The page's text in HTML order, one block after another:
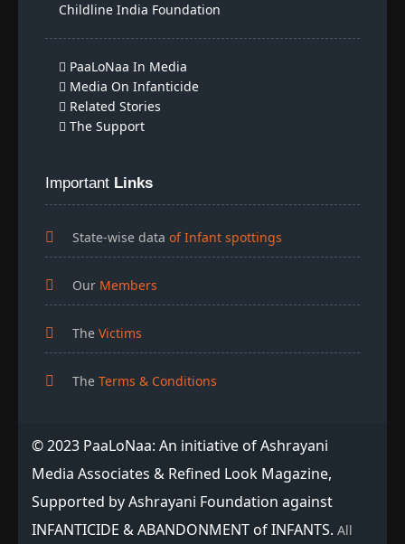
Childline India Foundation
PaaLoNaa In Media
Media On Infanticide
Related Stories
The Support
Important Links
State-wise data of Infant spottings
Our Members
The Victims
The Terms & Conditions
© 2023 PaaLoNaa: An initiative of Ashrayani
Media Associates & Refined Look Magazine,
Supported by Ashrayani Foundation against
INFANTICIDE & ABANDONMENT of INFANTS. All